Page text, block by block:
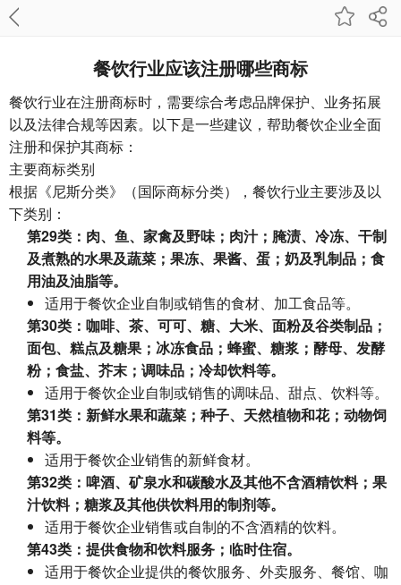
餐饮行业应该注册哪些商标
餐饮行业在注册商标时，需要综合考虑品牌保护、业务拓展
以及法律合规等因素。以下是一些建议，帮助餐饮企业全面
注册和保护其商标：
主要商标类别
根据《尼斯分类》（国际商标分类），餐饮行业主要涉及以
下类别：
第29类：肉、鱼、家禽及野味；肉汁；腌渍、冷冻、干制
及煮熟的水果及蔬菜；果冻、果酱、蛋；奶及乳制品；食
用油及油脂等。
适用于餐饮企业自制或销售的食材、加工食品等。
第30类：咖啡、茶、可可、糖、大米、面粉及谷类制品；
面包、糕点及糖果；冰冻食品；蜂蜜、糖浆；酵母、发酵
粉；食盐、芥末；调味品；冷却饮料等。
适用于餐饮企业自制或销售的调味品、甜点、饮料等。
第31类：新鲜水果和蔬菜；种子、天然植物和花；动物饲
料等。
适用于餐饮企业销售的新鲜食材。
第32类：啤酒、矿泉水和碳酸水及其他不含酒精饮料；果
汁饮料；糖浆及其他供饮料用的制剂等。
适用于餐饮企业销售或自制的不含酒精的饮料。
第43类：提供食物和饮料服务；临时住宿。
适用于餐饮企业提供的餐饮服务、外卖服务、餐馆、咖